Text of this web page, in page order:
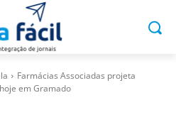
Farmácias Associadas projeta
em Gramado